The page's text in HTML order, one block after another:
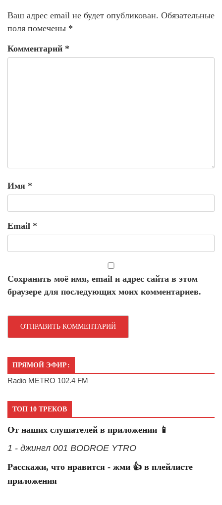
Ваш адрес email не будет опубликован. Обязательные
поля помечены *
Комментарий *
Имя *
Email *
Сохранить моё имя, email и адрес сайта в этом
браузере для последующих моих комментариев.
ПРЯМОЙ ЭФИР:
Radio METRO 102.4 FM
ТОП 10 ТРЕКОВ
От наших слушателей в приложении 📱
1 - джингл 001 BODROE YTRO
Расскажи, что нравится - жми 👍 в плейлисте
приложения